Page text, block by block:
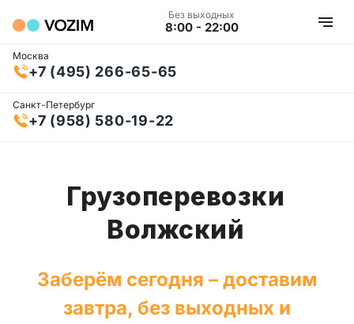
Без выходных
8:00 - 22:00
Москва
+7 (495) 266-65-65
Санкт-Петербург
+7 (958) 580-19-22
Грузоперевозки
Волжский
Заберём сегодня – доставим
завтра, без выходных и